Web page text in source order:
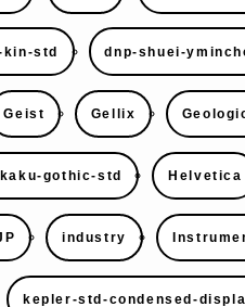
std dnp-shuei-
Geist Gellix
gothic-std Helvetica
industry
kepler-std-condensed-